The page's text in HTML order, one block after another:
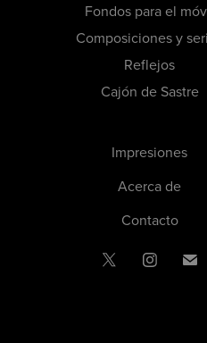
Fondos para el
Composiciones y
Reflejos
Cajón de Sastre
Impresiones
Acerca de
Contacto